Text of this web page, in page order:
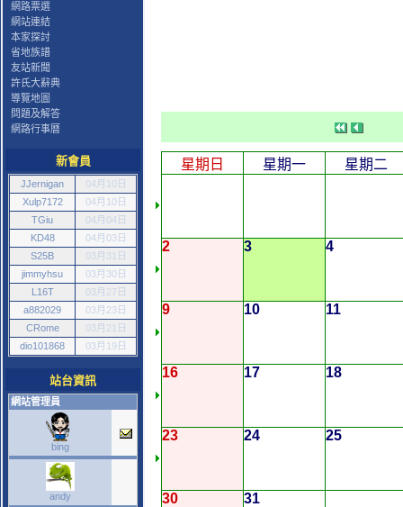
網路票選
網站連結
本家探討
省地族譜
友站新聞
許氏大辭典
導覽地圖
問題及解答
網路行事曆
新會員
JJernigan
04月10日
Xulp7172
04月10日
TGiu
04月04日
KD48
04月03日
S25B
03月31日
jimmyhsu
03月30日
L16T
03月27日
a882029
03月23日
CRome
03月21日
dio101868
03月19日
站台資訊
網站管理員
bing
andy
星期日 星期一 星期二
2 3 4
9 10 11
16 17 18
23 24 25
30 31